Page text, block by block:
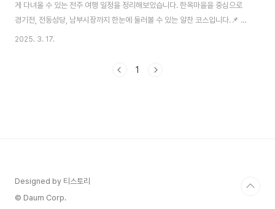
게 다녀올 수 있는 전주 여행 일정을 정리해보았습니다. 한옥마을을 중심으로
경기전, 전동성당, 남부시장까지 한눈에 둘러볼 수 있는 알찬 코스입니다.📌 전
주 1박 2일 여행 일정 목차1️⃣ 전주 1박 2일 여행 출발!2️⃣ 점심 – 전주 비빔밥
부시장 야시장 탐방6️⃣ 숙박 – 한옥마을 한옥스테이7️⃣ 전주 여행 꿀팁 & 마무
2025. 3. 17.
1
Designed by 티스토리
© Daum Corp.